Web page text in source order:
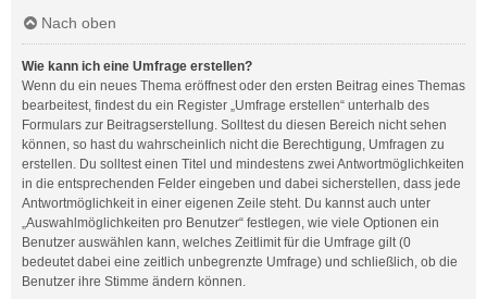
Nach oben
Wie kann ich eine Umfrage erstellen?
Wenn du ein neues Thema eröffnest oder den ersten Beitrag eines Themas
bearbeitest, findest du ein Register „Umfrage erstellen“ unterhalb des
Formulars zur Beitragserstellung. Solltest du diesen Bereich nicht sehen
können, so hast du wahrscheinlich nicht die Berechtigung, Umfragen zu
erstellen. Du solltest einen Titel und mindestens zwei Antwortmöglichkeiten
in die entsprechenden Felder eingeben und dabei sicherstellen, dass jede
Antwortmöglichkeit in einer eigenen Zeile steht. Du kannst auch unter
„Auswahlmöglichkeiten pro Benutzer“ festlegen, wie viele Optionen ein
Benutzer auswählen kann, welches Zeitlimit für die Umfrage gilt (0
bedeutet dabei eine zeitlich unbegrenzte Umfrage) und schließlich, ob die
Benutzer ihre Stimme ändern können.